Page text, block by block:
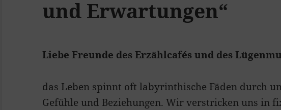
und Erwartungen“
Liebe Freunde des Erzählcafés und des
das Leben spinnt oft labyrinthische Fäden durch
Gefühle und Beziehungen. Wir verstricken uns in